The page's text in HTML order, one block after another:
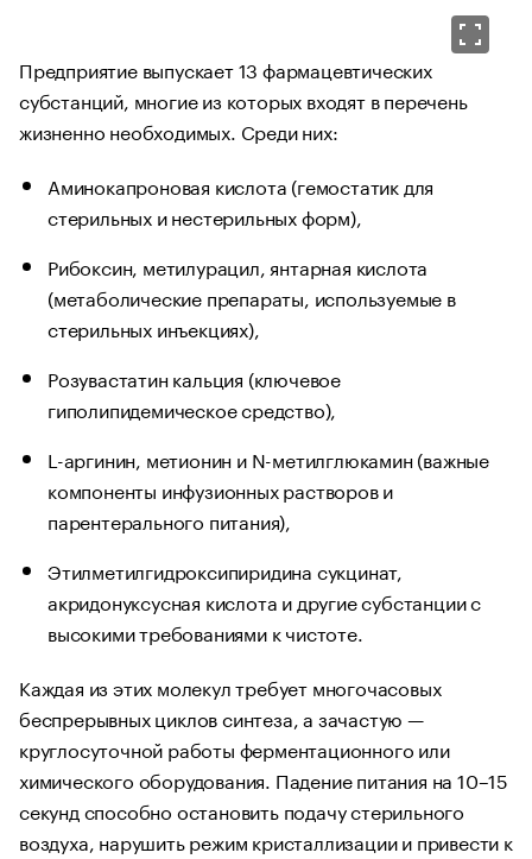
Предприятие выпускает 13 фармацевтических
субстанций, многие из которых входят в перечень
жизненно необходимых. Среди них:
Аминокапроновая кислота (гемостатик для
стерильных и нестерильных форм),
Рибоксин, метилурацил, янтарная кислота
(метаболические препараты, используемые в
стерильных инъекциях),
Розувастатин кальция (ключевое
гиполипидемическое средство),
L-аргинин, метионин и N-метилглюкамин (важные
компоненты инфузионных растворов и
парентерального питания),
Этилметилгидроксипиридина сукцинат,
акридонуксусная кислота и другие субстанции с
высокими требованиями к чистоте.
Каждая из этих молекул требует многочасовых
беспрерывных циклов синтеза, а зачастую —
круглосуточной работы ферментационного или
химического оборудования. Падение питания на 10–15
секунд способно остановить подачу стерильного
воздуха, нарушить режим кристаллизации и привести к